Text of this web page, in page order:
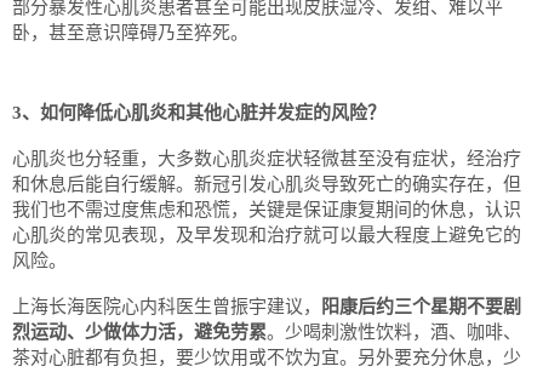
部分暴发性心肌炎患者甚至可能出现皮肤湿冷、发绀、难以平
卧，甚至意识障碍乃至猝死。
3、如何降低心肌炎和其他心脏并发症的风险？
心肌炎也分轻重，大多数心肌炎症状轻微甚至没有症状，经治疗
和休息后能自行缓解。新冠引发心肌炎导致死亡的确实存在，但
我们也不需过度焦虑和恐慌，关键是保证康复期间的休息，认识
心肌炎的常见表现，及早发现和治疗就可以最大程度上避免它的
风险。
上海长海医院心内科医生曾振宇建议，
阳康后约三个星期不要剧
烈运动、少做体力活，避免劳累。少喝刺激性饮料，酒、咖啡、
茶对心脏都有负担，要少饮用或不饮为宜。另外要充分休息，少